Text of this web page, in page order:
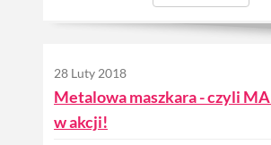
28 Luty 2018
Metalowa maszkara - czyli
w akcji!